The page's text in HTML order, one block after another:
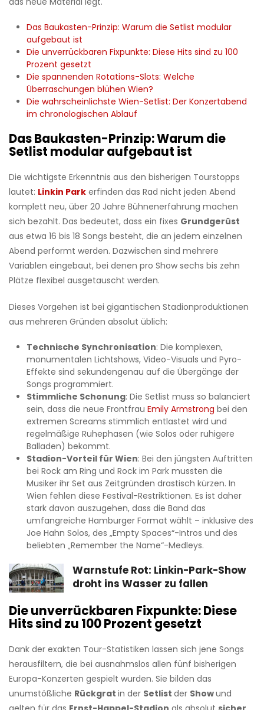
Das Baukasten-Prinzip: Warum die Setlist modular
aufgebaut ist
Die unverrückbaren Fixpunkte: Diese Hits sind zu 100
Prozent gesetzt
Die spannenden Rotations-Slots: Welche
Überraschungen blühen Wien?
Die wahrscheinlichste Wien-Setlist: Der Konzertabend
im chronologischen Ablauf
Das Baukasten-Prinzip: Warum die
Setlist modular aufgebaut ist
Die wichtigste Erkenntnis aus den bisherigen Tourstopps
lautet: Linkin Park erfinden das Rad nicht jeden Abend
komplett neu, über 20 Jahre Bühnenerfahrung machen
sich bezahlt. Das bedeutet, dass ein fixes Grundgerüst
aus etwa 16 bis 18 Songs besteht, die an jedem einzelnen
Abend performt werden. Dazwischen sind mehrere
Variablen eingebaut, bei denen pro Show sechs bis zehn
Plätze flexibel ausgetauscht werden.
Dieses Vorgehen ist bei gigantischen Stadionproduktionen
aus mehreren Gründen absolut üblich:
Technische Synchronisation: Die komplexen,
monumentalen Lichtshows, Video-Visuals und Pyro-
Effekte sind sekundengenau auf die Übergänge der
Songs programmiert.
Stimmliche Schonung: Die Setlist muss so balanciert
sein, dass die neue Frontfrau Emily Armstrong bei den
extremen Screams stimmlich entlastet wird und
regelmäßige Ruhephasen (wie Solos oder ruhigere
Balladen) bekommt.
Stadion-Vorteil für Wien: Bei den jüngsten Auftritten
bei Rock am Ring und Rock im Park mussten die
Musiker ihr Set aus Zeitgründen drastisch kürzen. In
Wien fehlen diese Festival-Restriktionen. Es ist daher
stark davon auszugehen, dass die Band das
umfangreiche Hamburger Format wählt – inklusive des
Joe Hahn Solos, des „Empty Spaces“-Intros und des
beliebten „Remember the Name“-Medleys.
Warnstufe Rot: Linkin-Park-Show
droht ins Wasser zu fallen
Die unverrückbaren Fixpunkte: Diese
Hits sind zu 100 Prozent gesetzt
Dank der exakten Tour-Statistiken lassen sich jene Songs
herausfiltern, die bei ausnahmslos allen fünf bisherigen
Europa-Konzerten gespielt wurden. Sie bilden das
unumstößliche Rückgrat in der Setlist der Showund